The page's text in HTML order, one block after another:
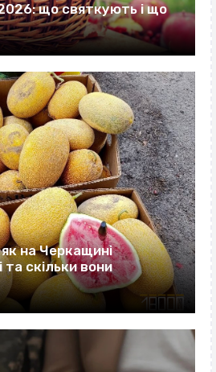
що святкують і що
на Черкащині
скільки вони